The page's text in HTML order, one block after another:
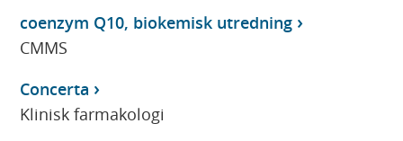
coenzym Q10, biokemisk utredning
CMMS
Concerta
Klinisk farmakologi